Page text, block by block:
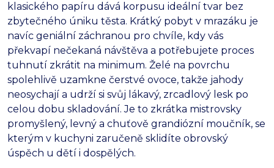
klasického papíru dává korpusu ideální tvar bez
zbytečného úniku těsta. Krátký pobyt v mrazáku je
navíc geniální záchranou pro chvíle, kdy vás
překvapí nečekaná návštěva a potřebujete proces
tuhnutí zkrátit na minimum. Želé na povrchu
spolehlivě uzamkne čerstvé ovoce, takže jahody
neosychají a udrží si svůj lákavý, zrcadlový lesk po
celou dobu skladování. Je to zkrátka mistrovsky
promyšlený, levný a chuťově grandiózní moučník, se
kterým v kuchyni zaručeně sklidíte obrovský
úspěch u dětí i dospělých.